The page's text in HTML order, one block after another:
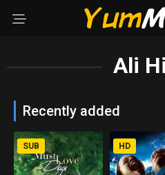
Ali
Recently added
SUB HD